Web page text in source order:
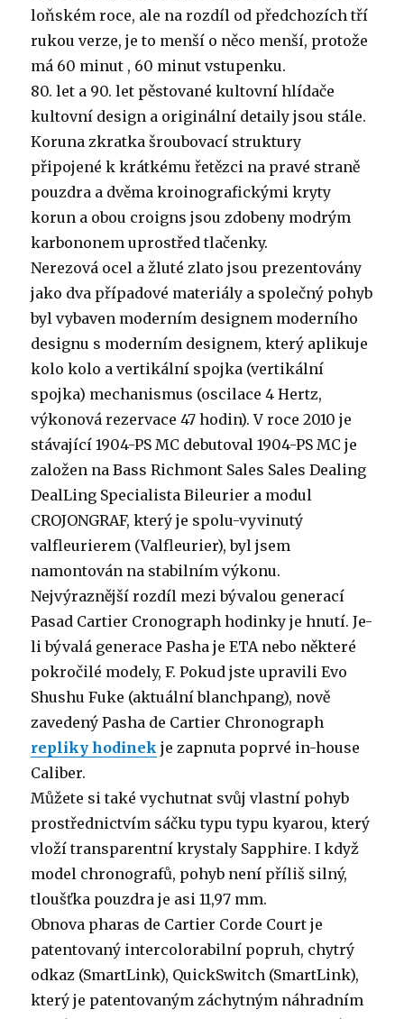
loňském roce, ale na rozdíl od předchozích tří
rukou verze, je to menší o něco menší, protože
má 60 minut , 60 minut vstupenku.
80. let a 90. let pěstované kultovní hlídače
kultovní design a originální detaily jsou stále.
Koruna zkratka šroubovací struktury
připojené k krátkému řetězci na pravé straně
pouzdra a dvěma kroinografickými kryty
korun a obou croigns jsou zdobeny modrým
karbononem uprostřed tlačenky.
Nerezová ocel a žluté zlato jsou prezentovány
jako dva případové materiály a společný pohyb
byl vybaven moderním designem moderního
designu s moderním designem, který aplikuje
kolo kolo a vertikální spojka (vertikální
spojka) mechanismus (oscilace 4 Hertz,
výkonová rezervace 47 hodin). V roce 2010 je
stávající 1904-PS MC debutoval 1904-PS MC je
založen na Bass Richmont Sales Sales Dealing
DealLing Specialista Bileurier a modul
CROJONGRAF, který je spolu-vyvinutý
valfleurierem (Valfleurier), byl jsem
namontován na stabilním výkonu.
Nejvýraznější rozdíl mezi bývalou generací
Pasad Cartier Cronograph hodinky je hnutí. Je-
li bývalá generace Pasha je ETA nebo některé
pokročilé modely, F. Pokud jste upravili Evo
Shushu Fuke (aktuální blanchpang), nově
zavedený Pasha de Cartier Chronograph
repliky hodinek je zapnuta poprvé in-house
Caliber.
Můžete si také vychutnat svůj vlastní pohyb
prostřednictvím sáčku typu typu kyarou, který
vloží transparentní krystaly Sapphire. I když
model chronografů, pohyb není příliš silný,
tloušťka pouzdra je asi 11,97 mm.
Obnova pharas de Cartier Corde Court je
patentovaný intercolorabilní popruh, chytrý
odkaz (SmartLink), QuickSwitch (SmartLink),
který je patentovaným záchytným náhradním